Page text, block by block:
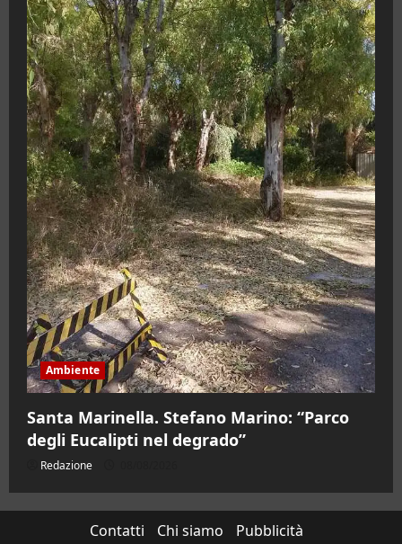
Ambiente
Santa Marinella. Stefano Marino: “Parco
degli Eucalipti nel degrado”
Redazione
Contatti Chi siamo
Pubblicità